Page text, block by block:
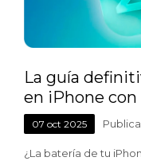
La guía
en iPhone con
07 oct 2025
¿La batería de tu